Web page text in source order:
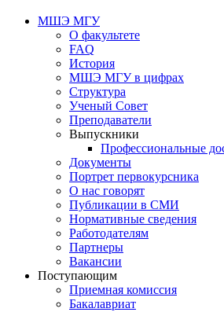
МШЭ МГУ
О факультете
FAQ
История
МШЭ МГУ в цифрах
Структура
Ученый Совет
Преподаватели
Выпускники
Профессиональные
Документы
Портрет первокурсника
О нас говорят
Публикации в СМИ
Нормативные сведения
Работодателям
Партнеры
Вакансии
Поступающим
Приемная комиссия
Бакалавриат